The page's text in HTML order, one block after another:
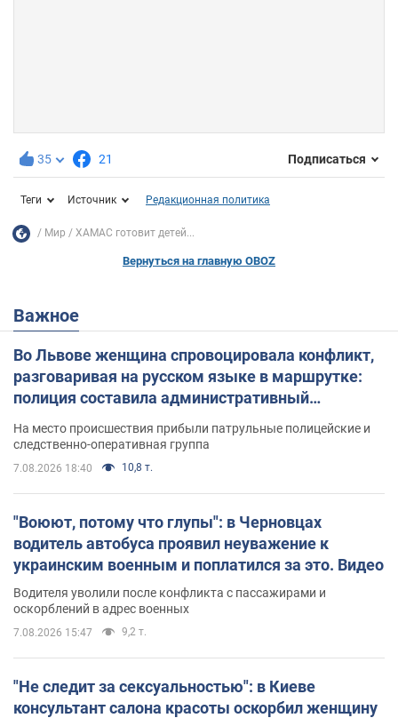
35 21 Подписаться
Теги Источник Редакционная политика
Мир ХАМАС готовит детей...
Вернуться на главную OBOZ
Важное
Во Львове женщина спровоцировала конфликт,
разговаривая на русском языке в маршрутке:
полиция составила административный
На место происшествия прибыли патрульные полицейские и
следственно-оперативная группа
7.08.2026 18:40 10,8 т.
"Воюют, потому что глупы": в Черновцах
водитель автобуса проявил неуважение к
украинским военным и поплатился за это. Видео
Водителя уволили после конфликта с пассажирами и
оскорблений в адрес военных
7.08.2026 15:47 9,2 т.
"Не следит за сексуальностью": в Киеве
консультант салона красоты оскорбил женщину